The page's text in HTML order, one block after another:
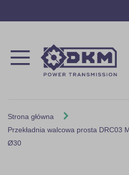
Strona główna
Przekładnia walcowa prosta DRC03
Ø30